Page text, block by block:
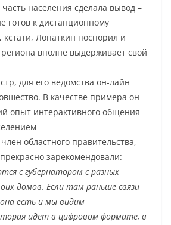
часть населения сделала вывод –
готов к дистанционному
Лопаткин поспорил и
вполне выдерживает свой
для его ведомства он-лайн
В качестве примера он
опыт интерактивного общения
областного правительства,
зарекомендовали:
с губернатором с разных
домов. Если там раньше связи
есть и мы видим
идет в цифровом формате, в